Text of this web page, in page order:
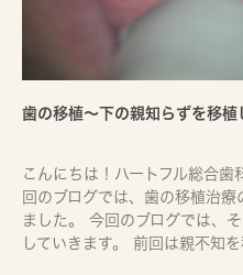
歯の移植〜下の親知らずを移
こんにちは！ハートフル総合
回のブログでは、歯の移植治
ました。 今回のブログでは、
していきます。 前回は親不知